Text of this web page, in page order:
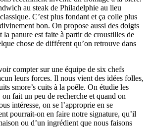
au steak de Philadelphie au lieu
C’est plus fondant et ça colle plus
bon. On propose aussi des doigts
la panure est faite à partir de croustilles de
chose de différent qu’on retrouve dans
compter sur une équipe de six chefs
leurs forces. Il nous vient des idées folles,
smore’s cuits à la poêle. On étudie les
on fait un peu de recherche et quand on
intéresse, on se l’approprie en se
pourrait-on en faire notre signature, qu’il
ou d’un ingrédient que nous faisons